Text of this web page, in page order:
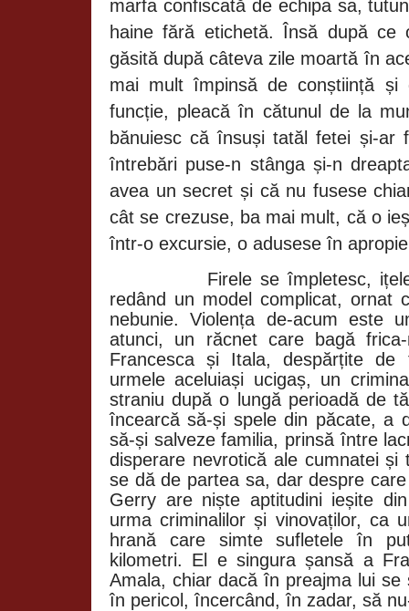
marfa confiscată de echipa sa,
haine fără etichetă. Însă după ce
găsită după câteva zile moartă în
mai mult împinsă de conștiință și
funcție, pleacă în cătunul de la
bănuiesc că însuși tatăl fetei și-ar
întrebări puse-n stânga și-n
avea un secret și că nu fusese
cât se crezuse, ba mai mult, că o
într-o excursie, o adusese în
Firele se împletesc,
redând un model complicat, ornat
nebunie. Violența de-acum este
atunci, un răcnet care bagă frica-
Francesca și Itala, despărțite
urmele aceluiași ucigaș, un
straniu după o lungă perioadă de
încearcă să-și spele din păcate, a
să-și salveze familia, prinsă între
disperare nevrotică ale cumnatei și
se dă de partea sa, dar despre
Gerry are niște aptitudini ieșite
urma criminalilor și vinovaților, ca
hrană care simte sufletele în
kilometri. El e singura șansă a
Amala, chiar dacă în preajma lui se
în pericol, încercând, în zadar, să